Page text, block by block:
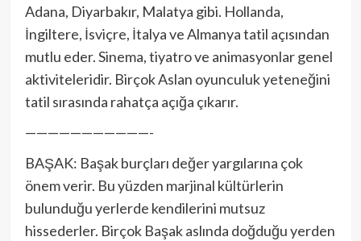
Adana, Diyarbakır, Malatya gibi. Hollanda,
İngiltere, İsviçre, İtalya ve Almanya tatil açısından
mutlu eder. Sinema, tiyatro ve animasyonlar genel
aktiviteleridir. Birçok Aslan oyunculuk yeteneğini
tatil sırasında rahatça açığa çıkarır.
———————————-
BAŞAK: Başak burçları değer yargılarına çok
önem verir. Bu yüzden marjinal kültürlerin
bulunduğu yerlerde kendilerini mutsuz
hissederler. Birçok Başak aslında doğduğu yerden